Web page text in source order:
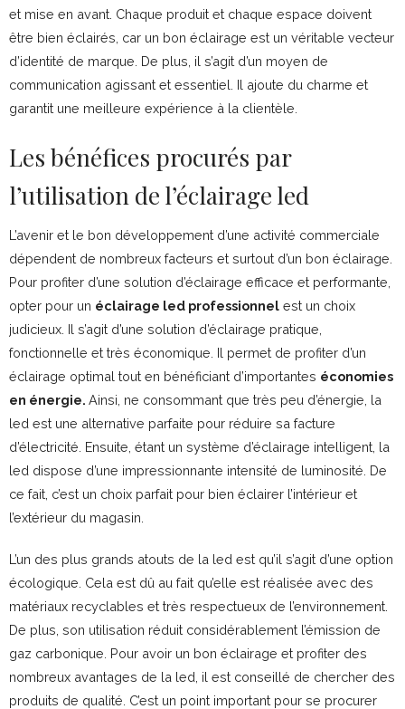
et mise en avant. Chaque produit et chaque espace doivent
être bien éclairés, car un bon éclairage est un véritable vecteur
d’identité de marque. De plus, il s’agit d’un moyen de
communication agissant et essentiel. Il ajoute du charme et
garantit une meilleure expérience à la clientèle.
Les bénéfices procurés par
l’utilisation de l’éclairage led
L’avenir et le bon développement d’une activité commerciale
dépendent de nombreux facteurs et surtout d’un bon éclairage.
Pour profiter d’une solution d’éclairage efficace et performante,
opter pour un éclairage led professionnel est un choix
judicieux. Il s’agit d’une solution d’éclairage pratique,
fonctionnelle et très économique. Il permet de profiter d’un
éclairage optimal tout en bénéficiant d’importantes économies
en énergie. Ainsi, ne consommant que très peu d’énergie, la
led est une alternative parfaite pour réduire sa facture
d’électricité. Ensuite, étant un système d’éclairage intelligent, la
led dispose d’une impressionnante intensité de luminosité. De
ce fait, c’est un choix parfait pour bien éclairer l’intérieur et
l’extérieur du magasin.
L’un des plus grands atouts de la led est qu’il s’agit d’une option
écologique. Cela est dû au fait qu’elle est réalisée avec des
matériaux recyclables et très respectueux de l’environnement.
De plus, son utilisation réduit considérablement l’émission de
gaz carbonique. Pour avoir un bon éclairage et profiter des
nombreux avantages de la led, il est conseillé de chercher des
produits de qualité. C’est un point important pour se procurer